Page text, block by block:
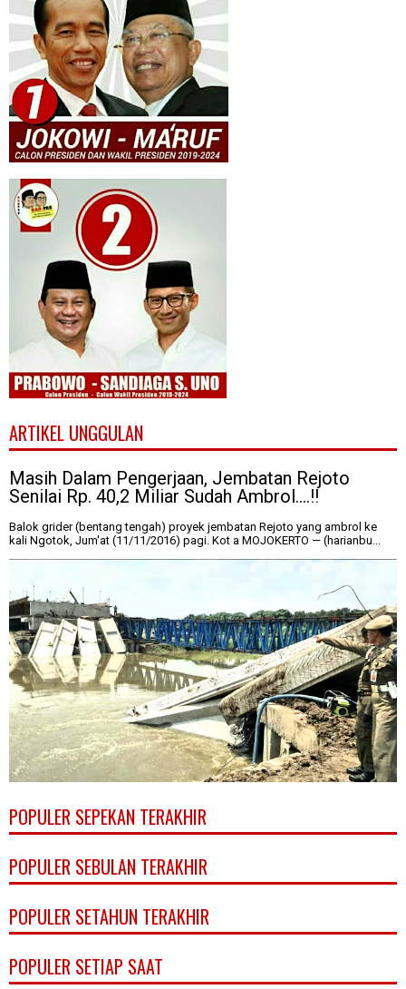
ARTIKEL UNGGULAN
Masih Dalam Pengerjaan, Jembatan Rejoto
Senilai Rp. 40,2 Miliar Sudah Ambrol....!!
Balok grider (bentang tengah) proyek jembatan Rejoto yang ambrol ke
kali Ngotok, Jum'at (11/11/2016) pagi. Kot a MOJOKERTO — (harianbu...
POPULER SEPEKAN TERAKHIR
POPULER SEBULAN TERAKHIR
POPULER SETAHUN TERAKHIR
POPULER SETIAP SAAT